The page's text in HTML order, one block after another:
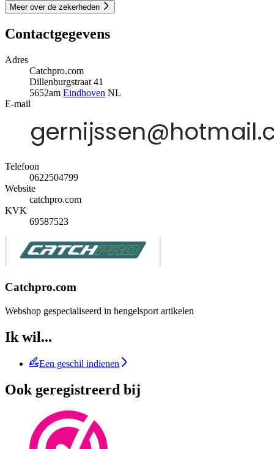
Meer over de zekerheden
Contactgegevens
Adres
Catchpro.com
Dillenburgstraat 41
5652am Eindhoven NL
E-mail
Telefoon
0622504799
Website
catchpro.com
KVK
69587523
Catchpro.com
Webshop gespecialiseerd in hengelsport artikelen
Ik wil...
Een geschil indienen
Ook geregistreerd bij